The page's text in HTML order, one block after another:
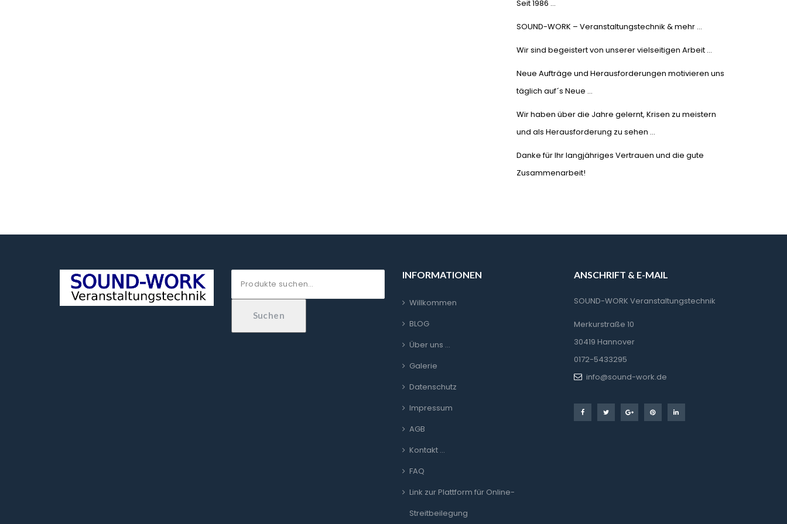
Seit 1986 …
SOUND-WORK – Veranstaltungstechnik & mehr …
Wir sind begeistert von unserer vielseitigen Arbeit …
Neue Aufträge und Herausforderungen motivieren uns
täglich auf´s Neue …
Wir haben über die Jahre gelernt, Krisen zu meistern
und als Herausforderung zu sehen …
Danke für Ihr langjähriges Vertrauen und die gute
Zusammenarbeit!
Suche
nach:
Suchen
INFORMATIONEN
Willkommen
BLOG
Über uns …
Galerie
Datenschutz
Impressum
AGB
Kontakt …
FAQ
Link zur Plattform für Online-
Streitbeilegung
ANSCHRIFT & E-MAIL
SOUND-WORK Veranstaltungstechnik
Merkurstraße 10
30419 Hannover
0172-5433295
info@sound-work.de